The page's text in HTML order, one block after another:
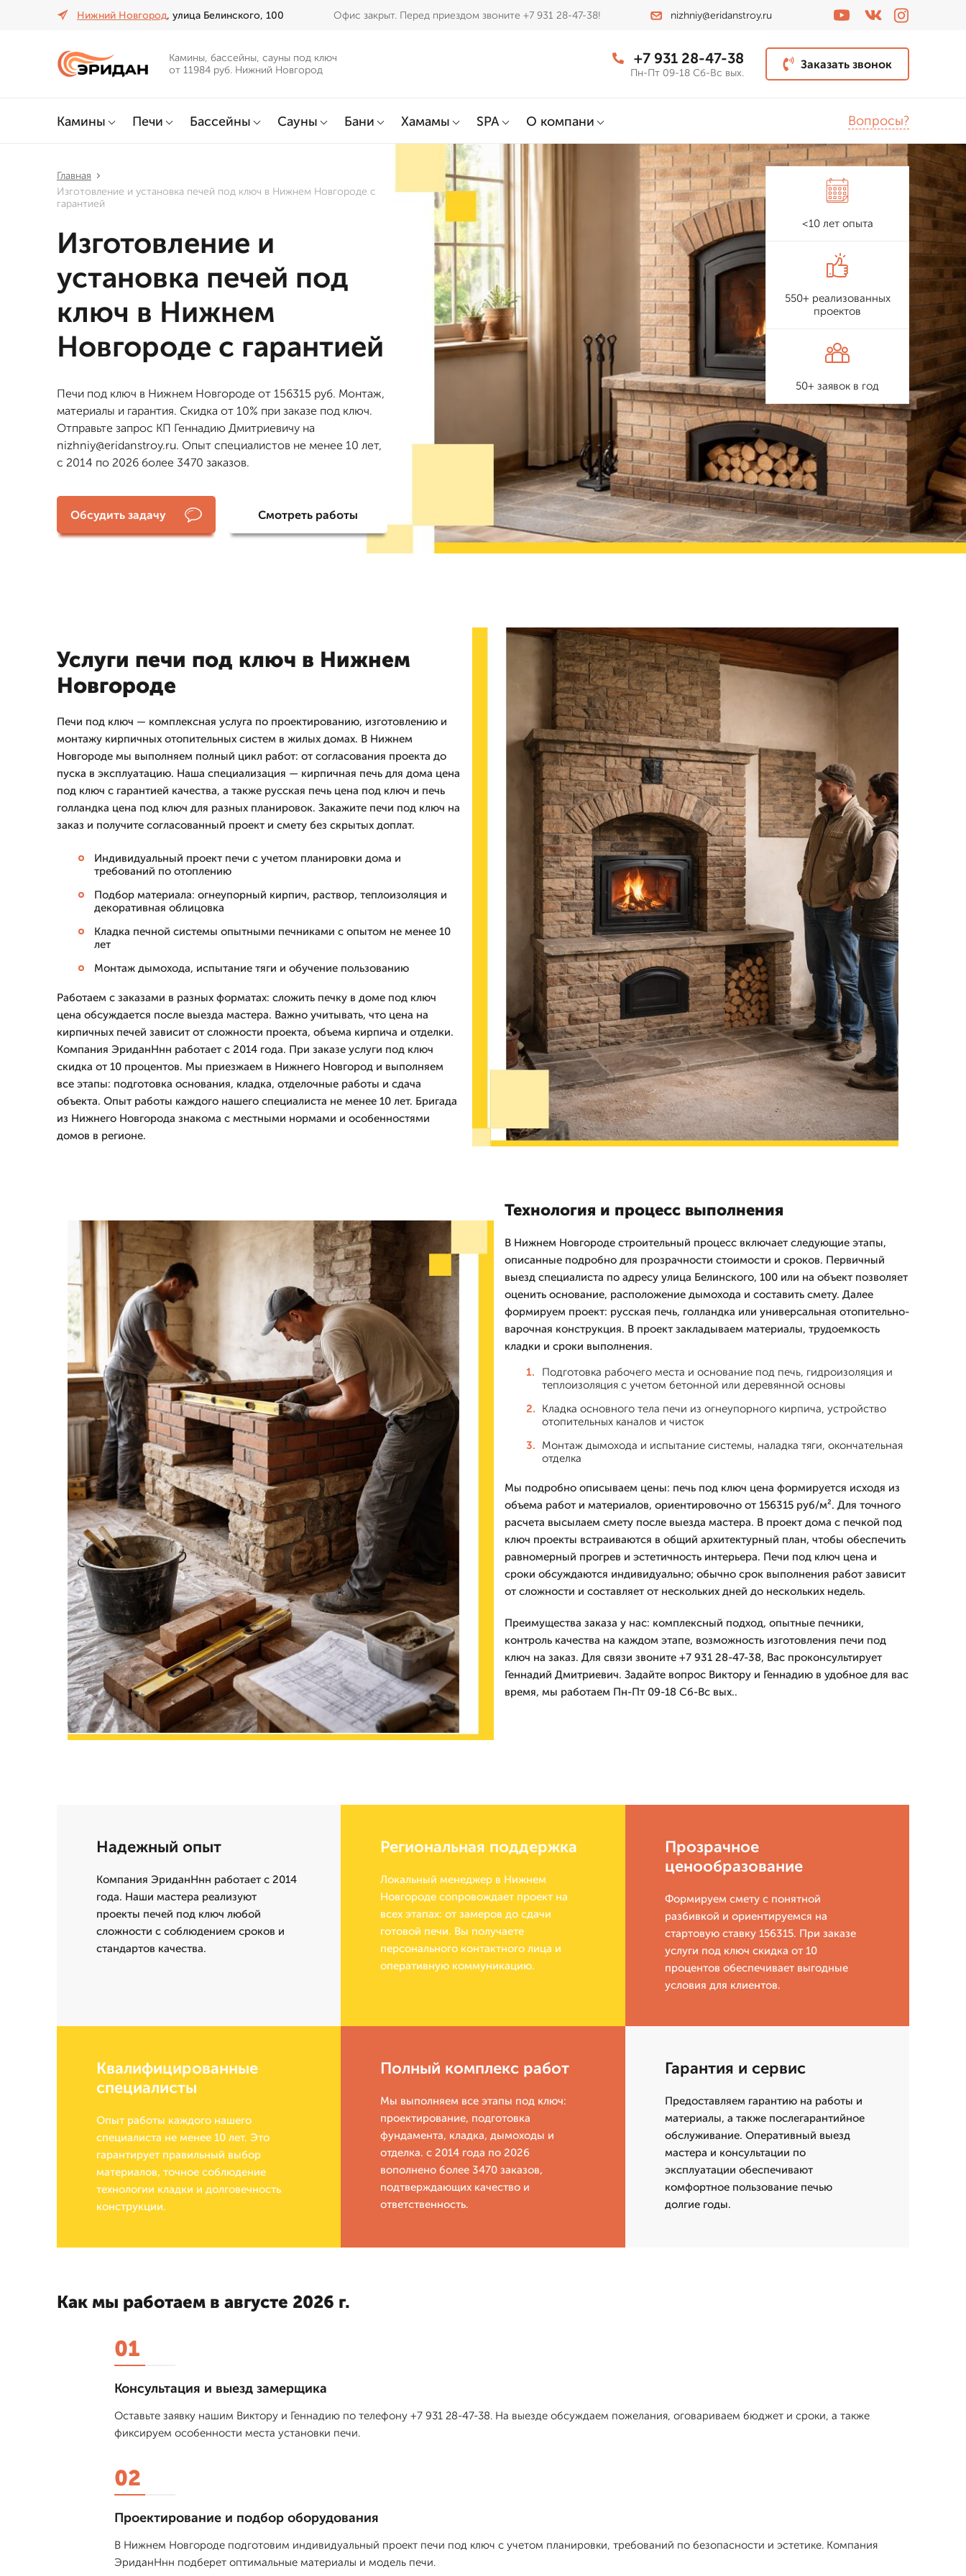
Нижний Новгород, улица Белинского, 100 Офис закрыт. Перед приездом звоните +7 931 28-47-38! nizhniy@eridanstroy.ru
Камины, бассейны, сауны под ключ
от 11984 руб. Нижний Новгород
+7 931 28-47-38
Пн-Пт 09-18 Сб-Вс вых.
Заказать звонок
Камины Печи Бассейны Сауны Бани Хамамы SPA О компани Вопросы?
Главная
Изготовление и установка печей под ключ в Нижнем Новгороде с
гарантией
Изготовление и
установка печей под
ключ в Нижнем
Новгороде с гарантией
Печи под ключ в Нижнем Новгороде от 156315 руб. Монтаж,
материалы и гарантия. Скидка от 10% при заказе под ключ.
Отправьте запрос КП Геннадию Дмитриевичу на
nizhniy@eridanstroy.ru. Опыт специалистов не менее 10 лет,
с 2014 по 2026 более 3470 заказов.
Обсудить задачу Смотреть работы
<10 лет опыта
550+ реализованных
проектов
50+ заявок в год
Услуги печи под ключ в Нижнем
Новгороде
Печи под ключ — комплексная услуга по проектированию, изготовлению и
монтажу кирпичных отопительных систем в жилых домах. В Нижнем
Новгороде мы выполняем полный цикл работ: от согласования проекта до
пуска в эксплуатацию. Наша специализация — кирпичная печь для дома цена
под ключ с гарантией качества, а также русская печь цена под ключ и печь
голландка цена под ключ для разных планировок. Закажите печи под ключ на
заказ и получите согласованный проект и смету без скрытых доплат.
Индивидуальный проект печи с учетом планировки дома и
требований по отоплению
Подбор материала: огнеупорный кирпич, раствор, теплоизоляция и
декоративная облицовка
Кладка печной системы опытными печниками с опытом не менее 10
лет
Монтаж дымохода, испытание тяги и обучение пользованию
Работаем с заказами в разных форматах: сложить печку в доме под ключ
цена обсуждается после выезда мастера. Важно учитывать, что цена на
кирпичных печей зависит от сложности проекта, объема кирпича и отделки.
Компания ЭриданНнн работает с 2014 года. При заказе услуги под ключ
скидка от 10 процентов. Мы приезжаем в Нижнего Новгород и выполняем
все этапы: подготовка основания, кладка, отделочные работы и сдача
объекта. Опыт работы каждого нашего специалиста не менее 10 лет. Бригада
из Нижнего Новгорода знакома с местными нормами и особенностями
домов в регионе.
Технология и процесс выполнения
В Нижнем Новгороде строительный процесс включает следующие этапы,
описанные подробно для прозрачности стоимости и сроков. Первичный
выезд специалиста по адресу улица Белинского, 100 или на объект позволяет
оценить основание, расположение дымохода и составить смету. Далее
формируем проект: русская печь, голландка или универсальная отопительно-
варочная конструкция. В проект закладываем материалы, трудоемкость
кладки и сроки выполнения.
Подготовка рабочего места и основание под печь, гидроизоляция и
теплоизоляция с учетом бетонной или деревянной основы
Кладка основного тела печи из огнеупорного кирпича, устройство
отопительных каналов и чисток
Монтаж дымохода и испытание системы, наладка тяги, окончательная
отделка
Мы подробно описываем цены: печь под ключ цена формируется исходя из
объема работ и материалов, ориентировочно от 156315 руб/м². Для точного
расчета высылаем смету после выезда мастера. В проект дома с печкой под
ключ проекты встраиваются в общий архитектурный план, чтобы обеспечить
равномерный прогрев и эстетичность интерьера. Печи под ключ цена и
сроки обсуждаются индивидуально; обычно срок выполнения работ зависит
от сложности и составляет от нескольких дней до нескольких недель.
Преимущества заказа у нас: комплексный подход, опытные печники,
контроль качества на каждом этапе, возможность изготовления печи под
ключ на заказ. Для связи звоните +7 931 28-47-38, Вас проконсультирует
Геннадий Дмитриевич. Задайте вопрос Виктору и Геннадию в удобное для вас
время, мы работаем Пн-Пт 09-18 Сб-Вс вых..
Надежный опыт
Компания ЭриданНнн работает с 2014
года. Наши мастера реализуют
проекты печей под ключ любой
сложности с соблюдением сроков и
стандартов качества.
Региональная поддержка
Локальный менеджер в Нижнем
Новгороде сопровождает проект на
всех этапах: от замеров до сдачи
готовой печи. Вы получаете
персонального контактного лица и
оперативную коммуникацию.
Прозрачное
ценообразование
Формируем смету с понятной
разбивкой и ориентируемся на
стартовую ставку 156315. При заказе
услуги под ключ скидка от 10
процентов обеспечивает выгодные
условия для клиентов.
Квалифицированные
специалисты
Опыт работы каждого нашего
специалиста не менее 10 лет. Это
гарантирует правильный выбор
материалов, точное соблюдение
технологии кладки и долговечность
конструкции.
Полный комплекс работ
Мы выполняем все этапы под ключ:
проектирование, подготовка
фундамента, кладка, дымоходы и
отделка. с 2014 года по 2026
вополнено более 3470 заказов,
подтверждающих качество и
ответственность.
Гарантия и сервис
Предоставляем гарантию на работы и
материалы, а также послегарантийное
обслуживание. Оперативный выезд
мастера и консультации по
эксплуатации обеспечивают
комфортное пользование печью
долгие годы.
Как мы работаем в августе 2026 г.
01
Консультация и выезд замерщика
Оставьте заявку нашим Виктору и Геннадию по телефону +7 931 28-47-38. На выезде обсуждаем пожелания, оговариваем бюджет и сроки, а также
фиксируем особенности места установки печи.
02
Проектирование и подбор оборудования
В Нижнем Новгороде подготовим индивидуальный проект печи под ключ с учетом планировки, требований по безопасности и эстетике. Компания
ЭриданНнн подберет оптимальные материалы и модель печи.